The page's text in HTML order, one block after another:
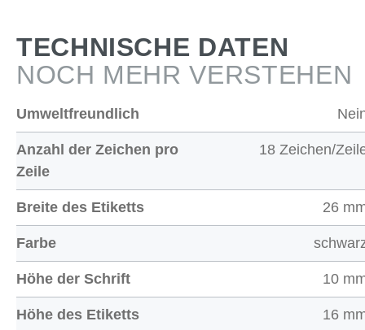
TECHNISCHE DATEN
NOCH MEHR VERSTEHEN
Umweltfreundlich
Anzahl der Zeichen pro
Zeile
18 Zeichen/
Breite des Etiketts 26
Farbe
Höhe der Schrift 10
Höhe des Etiketts 16